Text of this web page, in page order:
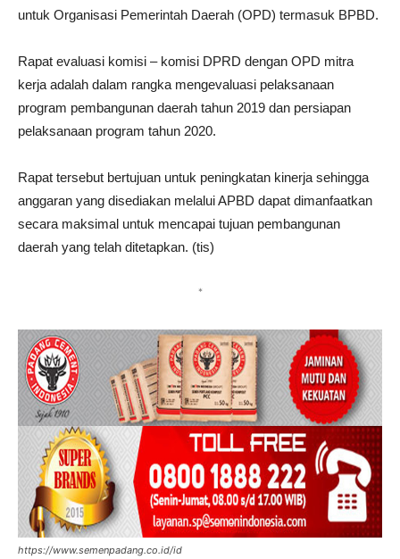
untuk Organisasi Pemerintah Daerah (OPD) termasuk BPBD.
Rapat evaluasi komisi – komisi DPRD dengan OPD mitra
kerja adalah dalam rangka mengevaluasi pelaksanaan
program pembangunan daerah tahun 2019 dan persiapan
pelaksanaan program tahun 2020.
Rapat tersebut bertujuan untuk peningkatan kinerja sehingga
anggaran yang disediakan melalui APBD dapat dimanfaatkan
secara maksimal untuk mencapai tujuan pembangunan
daerah yang telah ditetapkan. (tis)
*
https://www.semenpadang.co.id/id